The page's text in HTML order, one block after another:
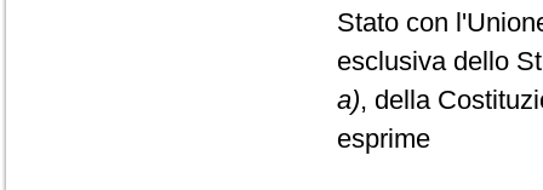
Stato con
esclusiva dello
a), della
esprime